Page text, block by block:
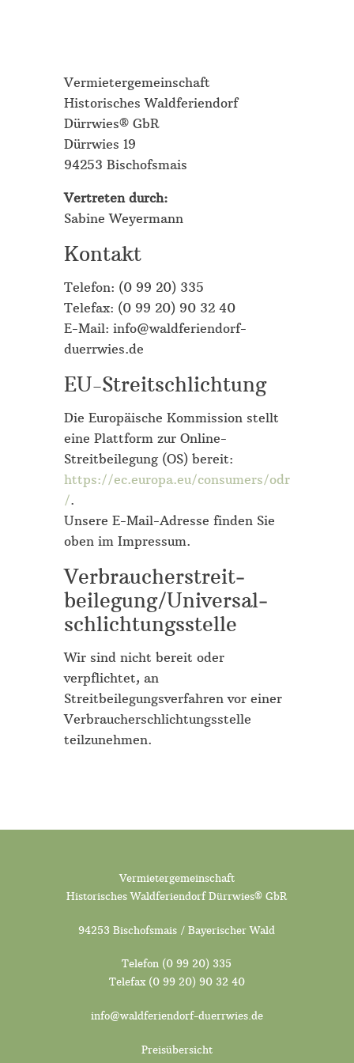
Vermietergemeinschaft
Historisches Waldferiendorf
Dürrwies® GbR
Dürrwies 19
94253 Bischofsmais
Vertreten durch:
Sabine Weyermann
Kontakt
Telefon: (0 99 20) 335
Telefax: (0 99 20) 90 32 40
E-Mail: info@waldferiendorf-
duerrwies.de
EU-Streitschlichtung
Die Europäische Kommission stellt
eine Plattform zur Online-
Streitbeilegung (OS) bereit:
https://ec.europa.eu/consumers/odr
/.
Unsere E-Mail-Adresse finden Sie
oben im Impressum.
Verbraucher­streit­
beilegung/Universal­
schlichtungs­stelle
Wir sind nicht bereit oder
verpflichtet, an
Streitbeilegungsverfahren vor einer
Verbraucherschlichtungsstelle
teilzunehmen.
Vermietergemeinschaft
Historisches Waldferiendorf Dürrwies® GbR
94253 Bischofsmais / Bayerischer Wald
Telefon (0 99 20) 335
Telefax (0 99 20) 90 32 40
info@waldferiendorf-duerrwies.de
Preisübersicht